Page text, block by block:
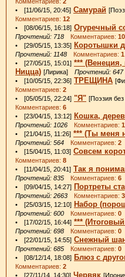
• [11/06/15, 20:45] Самурай
Комментариев: 12
• [08/06/15, 16:18] Огуречный
Прочтений: 718 Комментариев: 10
• [29/05/15, 13:35] Коротышки
Прочтений: 1148 Комментариев: 1
• [27/05/15, 15:01] ***
Ницца) [Лирика] Прочтений: 647
• [10/05/15, 22:36] ТРЕЩИНА
Комментариев: 2
• [05/05/15, 22:24] "Я" [Поэзия
Комментариев: 6
• [23/04/15, 13:12] Кошка,
Прочтений: 1026 Комментариев:
• [21/04/15, 11:26] *** (Ты меня
Прочтений: 564 Комментариев: 2
• [15/04/15, 11:03] Совсем
Комментариев: 8
• [11/04/15, 20:41] Так я
Прочтений: 835 Комментариев: 6
• [09/04/15, 14:27] Портреты
Прочтений: 2663 Комментариев:
• [25/03/15, 12:10] Набор
Прочтений: 600 Комментариев: 0
• [17/02/15, 16:44] ***
Прочтений: 698 Комментариев: 0
• [22/01/15, 14:55] Снежный
Прочтений: 685 Комментариев: 0
• [08/12/14, 18:08] Блюз с
Комментариев: 2
• [27/11/14, 14:30] Червяк